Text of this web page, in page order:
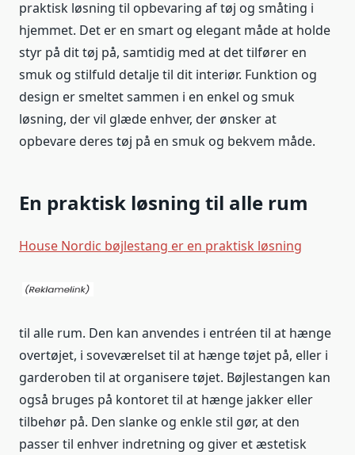
praktisk løsning til opbevaring af tøj og småting i
hjemmet. Det er en smart og elegant måde at holde
styr på dit tøj på, samtidig med at det tilfører en
smuk og stilfuld detalje til dit interiør. Funktion og
design er smeltet sammen i en enkel og smuk
løsning, der vil glæde enhver, der ønsker at
opbevare deres tøj på en smuk og bekvem måde.
En praktisk løsning til alle rum
House Nordic bøjlestang er en praktisk løsning
til alle rum. Den kan anvendes i entréen til at hænge
overtøjet, i soveværelset til at hænge tøjet på, eller i
garderoben til at organisere tøjet. Bøjlestangen kan
også bruges på kontoret til at hænge jakker eller
tilbehør på. Den slanke og enkle stil gør, at den
passer til enhver indretning og giver et æstetisk